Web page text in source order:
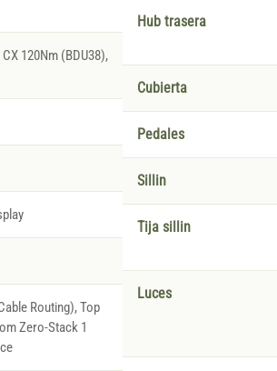
120Nm (BDU38),
Routing), Top
Zero-Stack 1
Hub trasera
Cubierta
Pedales
Sillin
Tija sillin
Luces